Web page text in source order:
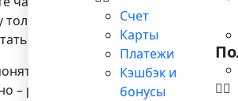
Счет
Карты
Платежи
Кэшбэк и
бонусы
только банковской картой. В
Инвойсинг – это услуга
– рассмотрим реальную ситуацию.